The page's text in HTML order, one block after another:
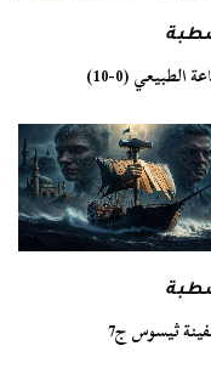
الطبيعي (0-10)
ثيسوس ج7